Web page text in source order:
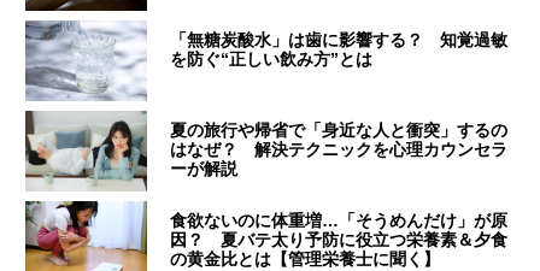
「無糖炭酸水」は歯に影響する？ 知覚過敏
を防ぐ“正しい飲み方”とは
夏の旅行や帰省で「身近な人と衝突」するの
はなぜ？ 解決テクニックを心理カウンセラ
ーが解説
食欲ないのに体重増…「そうめんだけ」が原
因？ 夏バテ太り予防に役立つ栄養素＆夕食
の黄金比とは【管理栄養士に聞く】